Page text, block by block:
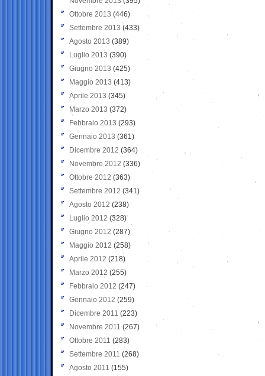
Ottobre 2013 (446)
Settembre 2013 (433)
Agosto 2013 (389)
Luglio 2013 (390)
Giugno 2013 (425)
Maggio 2013 (413)
Aprile 2013 (345)
Marzo 2013 (372)
Febbraio 2013 (293)
Gennaio 2013 (361)
Dicembre 2012 (364)
Novembre 2012 (336)
Ottobre 2012 (363)
Settembre 2012 (341)
Agosto 2012 (238)
Luglio 2012 (328)
Giugno 2012 (287)
Maggio 2012 (258)
Aprile 2012 (218)
Marzo 2012 (255)
Febbraio 2012 (247)
Gennaio 2012 (259)
Dicembre 2011 (223)
Novembre 2011 (267)
Ottobre 2011 (283)
Settembre 2011 (268)
Agosto 2011 (155)